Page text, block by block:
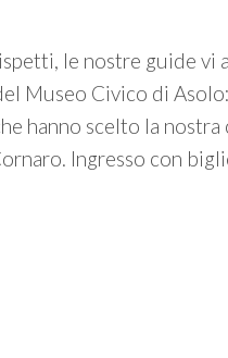
le nostre guide vi
Museo Civico di
hanno scelto la
Ingresso con